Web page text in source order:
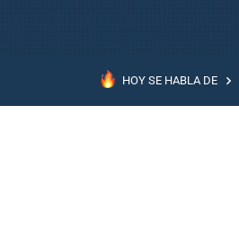
HOY SE HABLA DE